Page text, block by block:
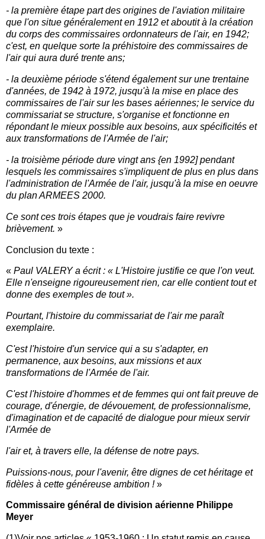
- la première étape part des origines de l'aviation militaire
que l'on situe généralement en 1912 et aboutit à la création
du corps des commissaires ordonnateurs de l'air, en 1942;
c'est, en quelque sorte la préhistoire des commissaires de
l'air qui aura duré trente ans;
- la deuxième période s'étend également sur une trentaine
d'années, de 1942 à 1972, jusqu'à la mise en place des
commissaires de l'air sur les bases aériennes; le service du
commissariat se structure, s'organise et fonctionne en
répondant le mieux possible aux besoins, aux spécificités et
aux transformations de l'Armée de l'air;
- la troisième période dure vingt ans {en 1992] pendant
lesquels les commissaires s'impliquent de plus en plus dans
l'administration de l'Armée de l'air, jusqu'à la mise en oeuvre
du plan ARMEES 2000.
Ce sont ces trois étapes que je voudrais faire revivre
brièvement. »
Conclusion du texte :
« Paul VALERY a écrit : « L'Histoire justifie ce que l'on veut.
Elle n'enseigne rigoureusement rien, car elle contient tout et
donne des exemples de tout ».
Pourtant, l'histoire du commissariat de l'air me paraît
exemplaire.
C'est l'histoire d'un service qui a su s'adapter, en
permanence, aux besoins, aux missions et aux
transformations de l'Armée de l'air.
C'est l'histoire d'hommes et de femmes qui ont fait preuve de
courage, d'énergie, de dévouement, de professionnalisme,
d'imagination et de capacité de dialogue pour mieux servir
l'Armée de
l'air et, à travers elle, la défense de notre pays.
Puissions-nous, pour l'avenir, être dignes de cet héritage et
fidèles à cette généreuse ambition !»
Commissaire général de division aérienne Philippe
Meyer